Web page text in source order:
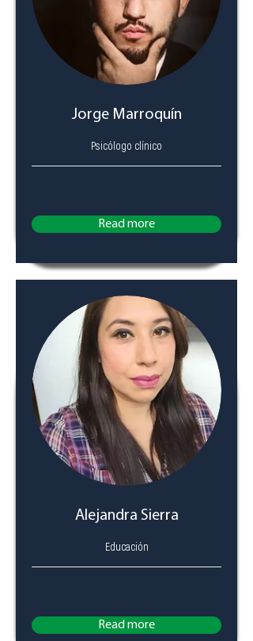
Jorge Marroquín
Psicólogo clínico
Read more
Alejandra Sierra
Educación
Read more